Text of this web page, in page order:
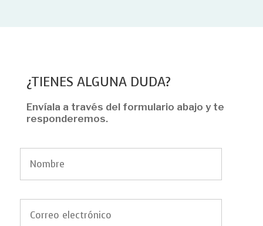
¿TIENES ALGUNA DUDA?
Envíala a través del formulario abajo y te
responderemos.